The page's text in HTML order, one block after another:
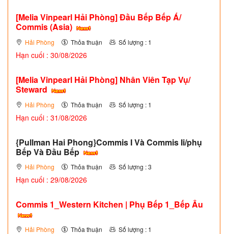
[Melia Vinpearl Hải Phòng] Đầu Bếp Bếp Á/
Commis (Asia)
Hải Phòng Thỏa thuận Số lượng : 1
Hạn cuối : 30/08/2026
[Melia Vinpearl Hải Phòng] Nhân Viên Tạp Vụ/
Steward
Hải Phòng Thỏa thuận Số lượng : 1
Hạn cuối : 31/08/2026
{Pullman Hai Phong}Commis I Và Commis Ii/phụ
Bếp Và Đầu Bếp
Hải Phòng Thỏa thuận Số lượng : 3
Hạn cuối : 29/08/2026
Commis 1_Western Kitchen | Phụ Bếp 1_Bếp Âu
Hải Phòng Thỏa thuận Số lượng : 1